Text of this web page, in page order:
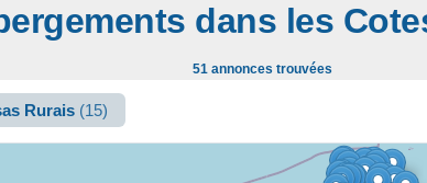
dans les
51 annonces trouvées
Rurais (15)